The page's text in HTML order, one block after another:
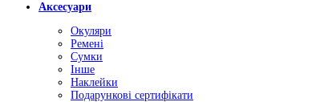
Аксесуари
Окуляри
Ремені
Сумки
Інше
Наклейки
Подарункові сертифікати